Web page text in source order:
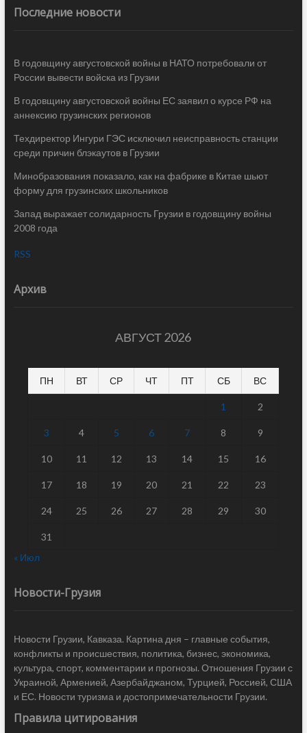
Последние новости
В годовщину августовской войны в НАТО потребовали от
России вывести войска из Грузии
В годовщину августовской войны ЕС заявил о курсе РФ на
аннексию грузинских регионов
Техдиректор Ингури ГЭС исключил неисправность станции
среди причин блэкаутов в Грузии
Минобразования показало, как на фабрике в Китае шьют
форму для грузинских школьников
Запад выражает солидарность Грузии в годовщину войны
2008 года
RSS
Архив
АВГУСТ 2026
ПН ВТ СР ЧТ ПТ СБ ВС
1 2
3 4 5 6 7 8 9
10 11 12 13 14 15 16
17 18 19 20 21 22 23
24 25 26 27 28 29 30
31
« Июл
Новости-Грузия
Новости Грузии, Кавказа. Картина дня – главные события,
конфликты и происшествия, политика, бизнес, экономика,
культура, спорт, комментарии и прогнозы. Отношения Грузии с
Украиной, Арменией, Азербайджаном, Турцией, Россией, США
и ЕС. Новости туризма и достопримечательности Грузии.
Правила цитирования